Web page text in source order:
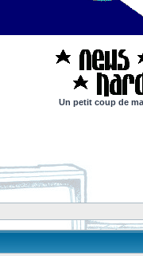
Un petit coup de